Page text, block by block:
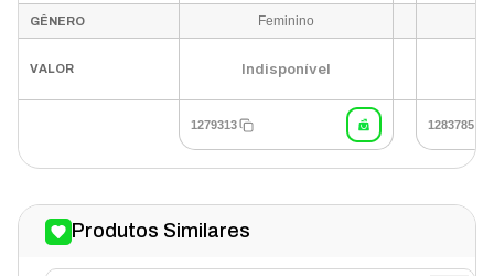
GÊNERO Feminino
VALOR Indisponível
1279313 1283785
Produtos Similares